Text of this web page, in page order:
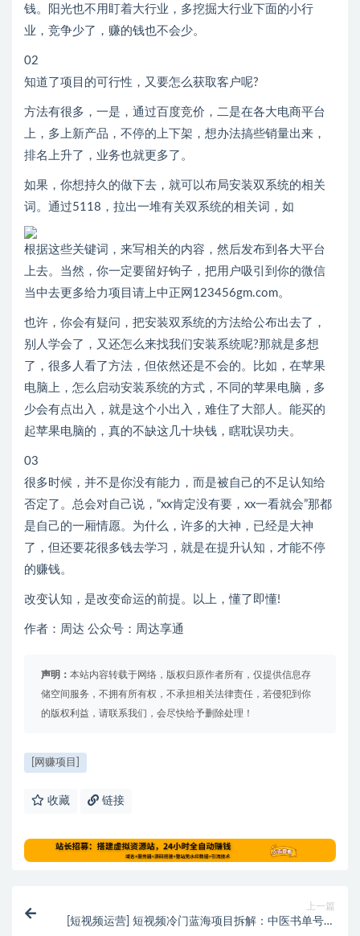
钱。阳光也不用盯着大行业，多挖掘大行业下面的小行
业，竞争少了，赚的钱也不会少。
02
知道了项目的可行性，又要怎么获取客户呢?
方法有很多，一是，通过百度竞价，二是在各大电商平台
上，多上新产品，不停的上下架，想办法搞些销量出来，
排名上升了，业务也就更多了。
如果，你想持久的做下去，就可以布局安装双系统的相关
词。通过5118，拉出一堆有关双系统的相关词，如
根据这些关键词，来写相关的内容，然后发布到各大平台
上去。当然，你一定要留好钩子，把用户吸引到你的微信
当中去更多给力项目请上中正网123456gm.com。
也许，你会有疑问，把安装双系统的方法给公布出去了，
别人学会了，又还怎么来找我们安装系统呢?那就是多想
了，很多人看了方法，但依然还是不会的。比如，在苹果
电脑上，怎么启动安装系统的方式，不同的苹果电脑，多
少会有点出入，就是这个小出入，难住了大部人。能买的
起苹果电脑的，真的不缺这几十块钱，瞎耽误功夫。
03
很多时候，并不是你没有能力，而是被自己的不足认知给
否定了。总会对自己说，“xx肯定没有要，xx一看就会”那都
是自己的一厢情愿。为什么，许多的大神，已经是大神
了，但还要花很多钱去学习，就是在提升认知，才能不停
的赚钱。
改变认知，是改变命运的前提。以上，懂了即懂!
作者：周达 公众号：周达享通
声明： 本站内容转载于网络，版权归原作者所有，仅提供信息存
储空间服务，不拥有所有权，不承担相关法律责任，若侵犯到你
的版权利益，请联系我们，会尽快给予删除处理！
[网赚项目]
收藏 链接
上一篇
[短视频运营] 短视频冷门蓝海项目拆解：中医书单号日